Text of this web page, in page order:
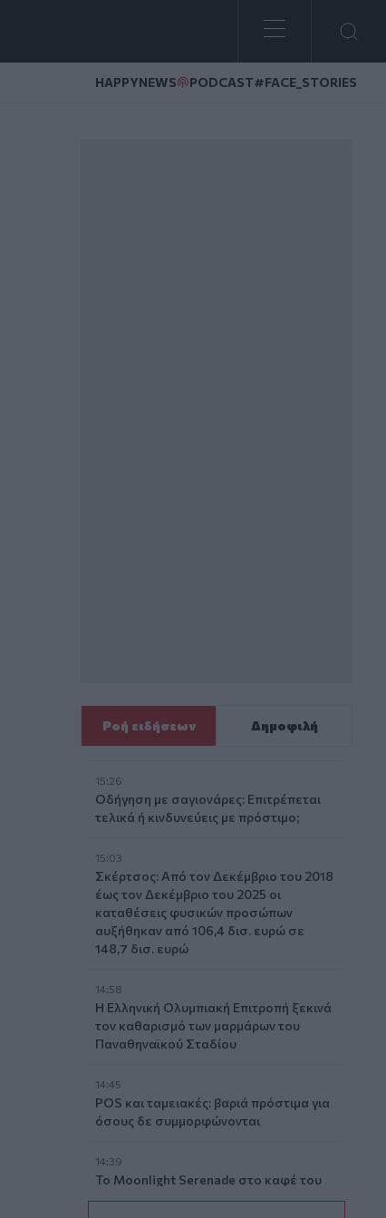
HAPPYNEWS PODCAST#FACE_STORIES
Ροή ειδήσεων Δημοφιλή
15:26
Οδήγηση με σαγιονάρες: Επιτρέπεται
τελικά ή κινδυνεύεις με πρόστιμο;
15:03
Σκέρτσος: Από τον Δεκέμβριο του 2018
έως τον Δεκέμβριο του 2025 οι
καταθέσεις φυσικών προσώπων
αυξήθηκαν από 106,4 δισ. ευρώ σε
148,7 δισ. ευρώ
14:58
Η Ελληνική Ολυμπιακή Επιτροπή ξεκινά
τον καθαρισμό των μαρμάρων του
Παναθηναϊκού Σταδίου
14:45
POS και ταμειακές: βαριά πρόστιμα για
όσους δε συμμορφώνονται
14:39
To Moonlight Serenade στο καφέ του
Αρχαιολογικού Μουσείου Χανίων